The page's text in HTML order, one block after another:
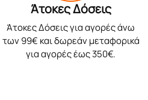
Άτοκες Δόσεις
Άτοκες Δόσεις για αγορές άνω
των 99€ και δωρεάν μεταφορικά
για αγορές έως 350€.